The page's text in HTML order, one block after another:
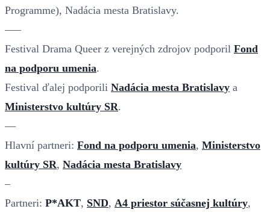
Programme), Nadácia mesta Bratislavy.
–––
Festival Drama Queer z verejných zdrojov podporil Fond
na podporu umenia.
Festival ďalej podporili Nadácia mesta Bratislavy a
Ministerstvo kultúry SR.
—
Hlavní partneri: Fond na podporu umenia, Ministerstvo
kultúry SR, Nadácia mesta Bratislavy
–
Partneri: P*AKT, SND, A4 priestor súčasnej kultúry,